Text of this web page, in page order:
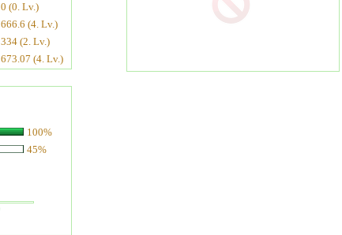
0 (0. Lv.)
666.6 (4. Lv.)
334 (2. Lv.)
673.07 (4. Lv.)
100%
45%